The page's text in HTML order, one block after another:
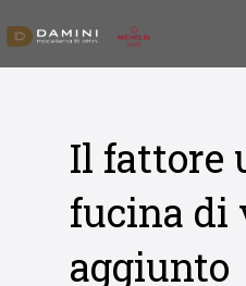
Il fattore
fucina di
aggiunto